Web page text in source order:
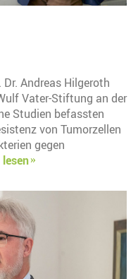
Andreas Hilgeroth
Vater-Stiftung an der
Studien befassten
von Tumorzellen
gegen